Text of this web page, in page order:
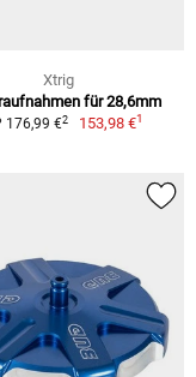
Xtrig
für 28,6mm
176,99 €2 153,98 €1